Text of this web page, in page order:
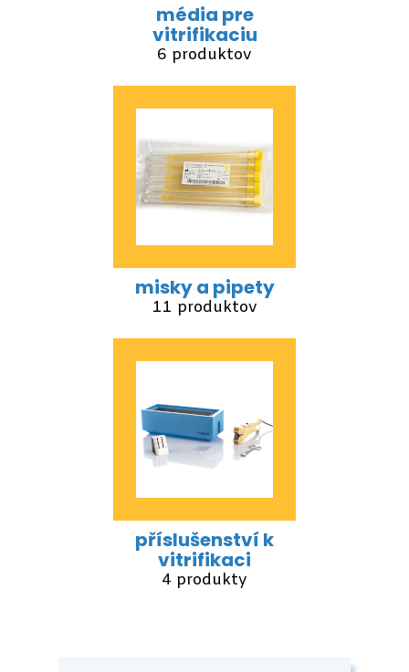
média pre
vitrifikaciu
6 produktov
misky a pipety
11 produktov
příslušenství k
vitrifikaci
4 produkty